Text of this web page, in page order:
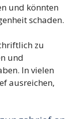
und könnten
schaden.
zu
und
In vielen
ausreichen,